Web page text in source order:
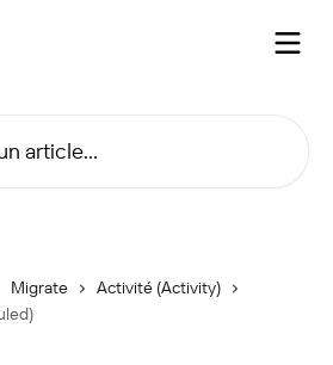
Migrate
Activité (Activity)